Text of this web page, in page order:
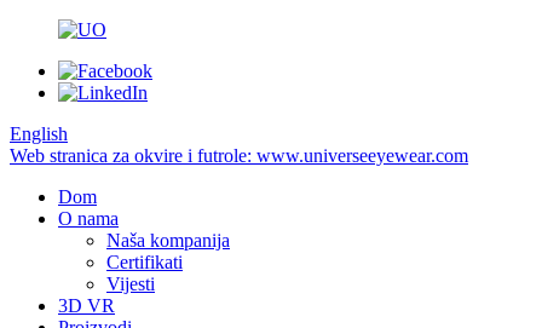
English
Web stranica za okvire i futrole: www.universeeyewear.com
Dom
O nama
Naša kompanija
Certifikati
Vijesti
3D VR